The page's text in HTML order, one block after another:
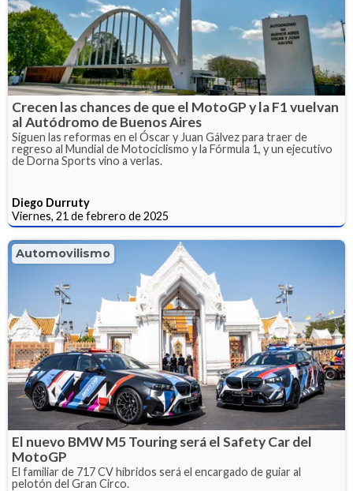
Crecen las chances de que el MotoGP y la F1 vuelvan
al Autódromo de Buenos Aires
Siguen las reformas en el Óscar y Juan Gálvez para traer de
regreso al Mundial de Motociclismo y la Fórmula 1, y un ejecutivo
de Dorna Sports vino a verlas.
Diego Durruty
Viernes, 21 de febrero de 2025
Automovilismo
El nuevo BMW M5 Touring será el Safety Car del
MotoGP
El familiar de 717 CV híbridos será el encargado de guiar al
pelotón del Gran Circo.